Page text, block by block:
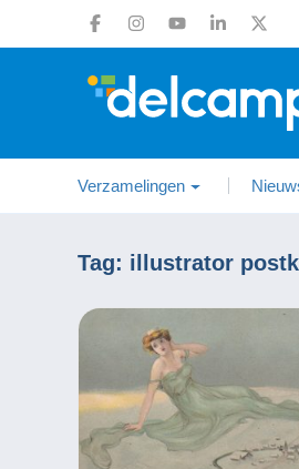
Verzamelingen
Tag: illustrator